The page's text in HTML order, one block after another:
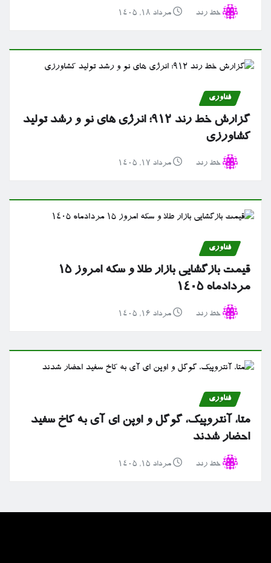
خط رند مرداد ۱۸, ۱۴۰۵
فناوری
گزارش خط رند ۹۱۲؛ انرژی های نو و رشد تولید
کشاورزی
خط رند مرداد ۱۷, ۱۴۰۵
فناوری
قیمت بازگشایی بازار طلا و سکه امروز ۱۵
مردادماه ۱۴۰۵
خط رند مرداد ۱۶, ۱۴۰۵
فناوری
متا، آنتروپیک، گوگل و اوپن ای آی به کاخ سفید
احضار شدند
خط رند مرداد ۱۵, ۱۴۰۵